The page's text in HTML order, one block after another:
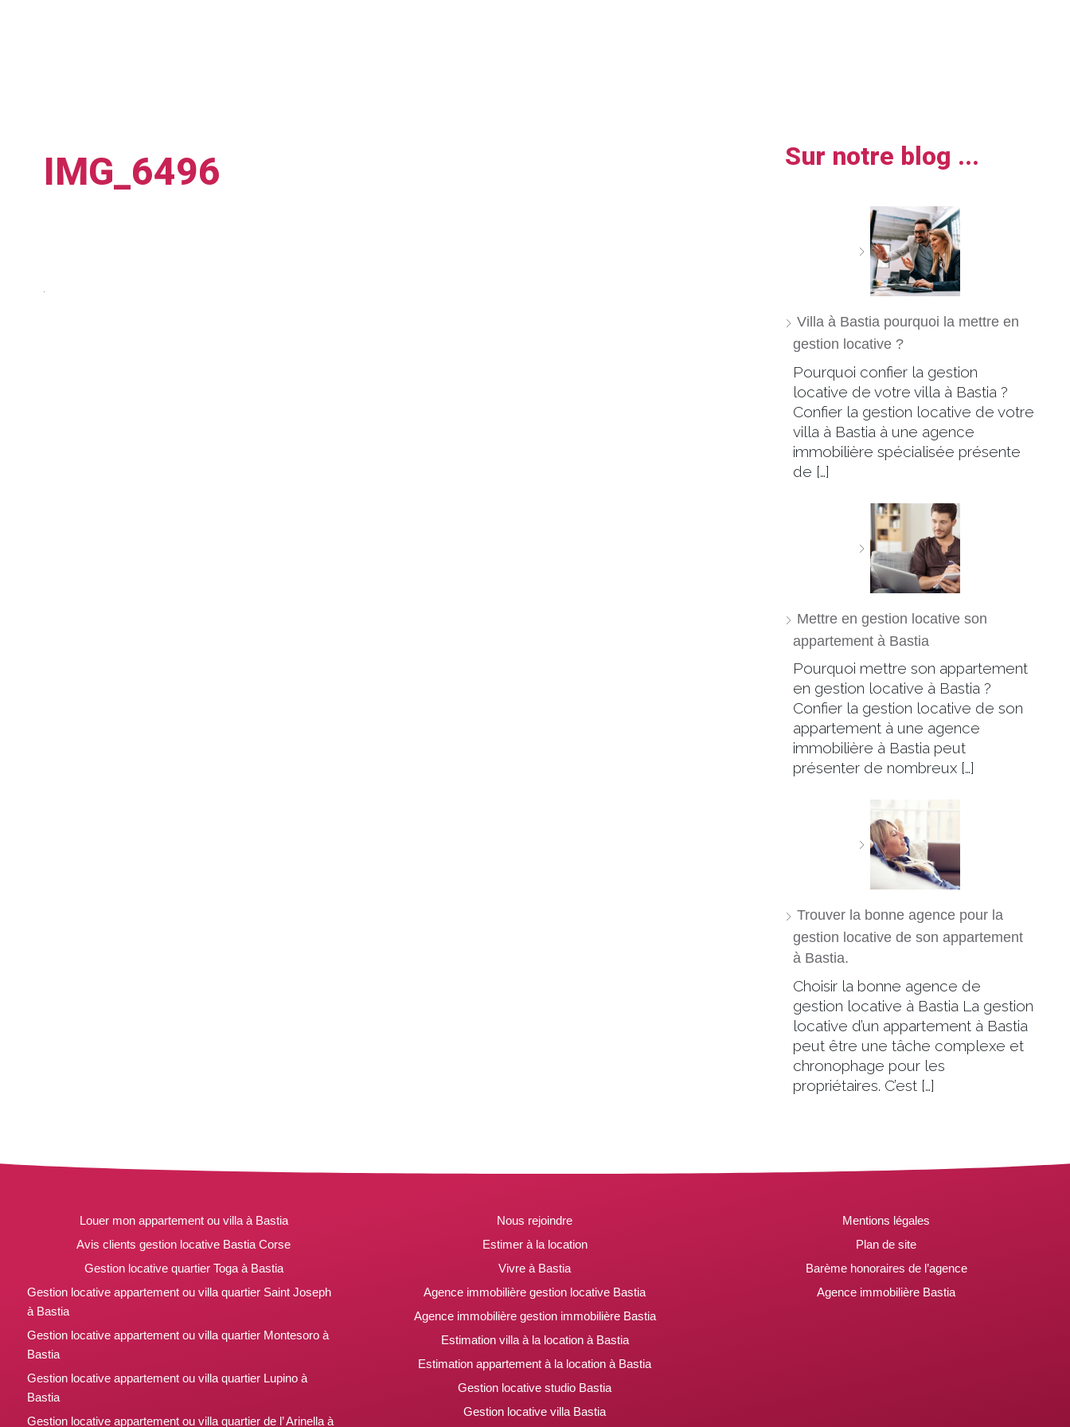
IMG_6496 Sur notre blog ...
Villa à Bastia pourquoi la mettre en
gestion locative ?
Pourquoi confier la gestion
locative de votre villa à Bastia ?
Confier la gestion locative de votre
villa à Bastia à une agence
immobilière spécialisée présente
de […]
Mettre en gestion locative son
appartement à Bastia
Pourquoi mettre son appartement
en gestion locative à Bastia ?
Confier la gestion locative de son
appartement à une agence
immobilière à Bastia peut
présenter de nombreux […]
Trouver la bonne agence pour la
gestion locative de son appartement
à Bastia.
Choisir la bonne agence de
gestion locative à Bastia La gestion
locative d’un appartement à Bastia
peut être une tâche complexe et
chronophage pour les
propriétaires. C’est […]
Louer mon appartement ou villa à Bastia
Avis clients gestion locative Bastia Corse
Gestion locative quartier Toga à Bastia
Gestion locative appartement ou villa quartier Saint Joseph
à Bastia
Gestion locative appartement ou villa quartier Montesoro à
Bastia
Gestion locative appartement ou villa quartier Lupino à
Bastia
Gestion locative appartement ou villa quartier de l’ Arinella à
Nous rejoindre
Estimer à la location
Vivre à Bastia
Agence immobilière gestion locative Bastia
Agence immobilière gestion immobilière Bastia
Estimation villa à la location à Bastia
Estimation appartement à la location à Bastia
Gestion locative studio Bastia
Gestion locative villa Bastia
Mentions légales
Plan de site
Barème honoraires de l’agence
Agence immobilière Bastia